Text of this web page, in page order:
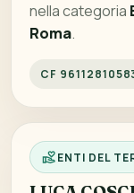
nella categoria
Roma.
CF
ENTI DEL